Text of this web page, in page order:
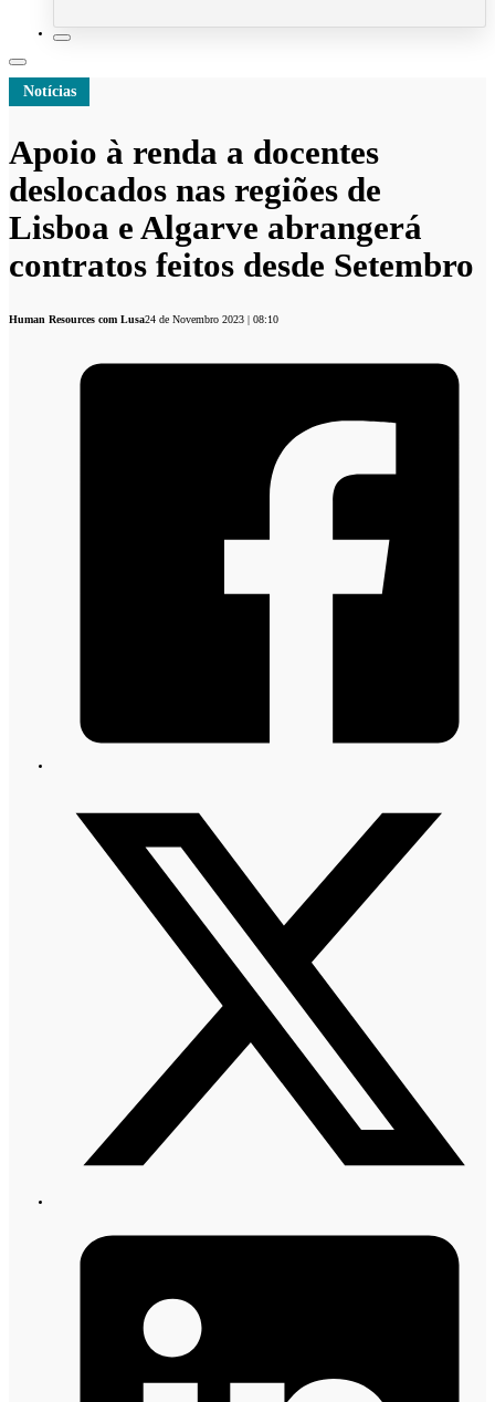
Notícias
Apoio à renda a docentes
deslocados nas regiões de
Lisboa e Algarve abrangerá
contratos feitos desde Setembro
Human Resources com Lusa24 de Novembro 2023 | 08:10